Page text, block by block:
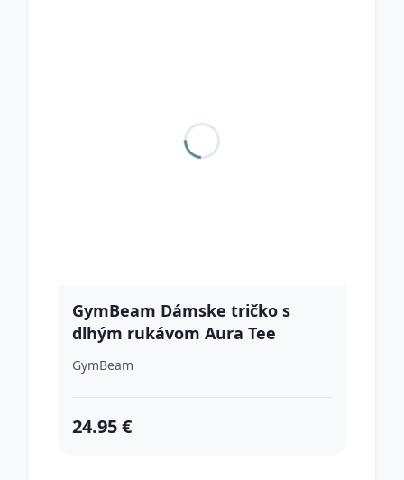
GymBeam Dámske tričko s
dlhým rukávom Aura Tee
Brown XS
GymBeam
24.95 €